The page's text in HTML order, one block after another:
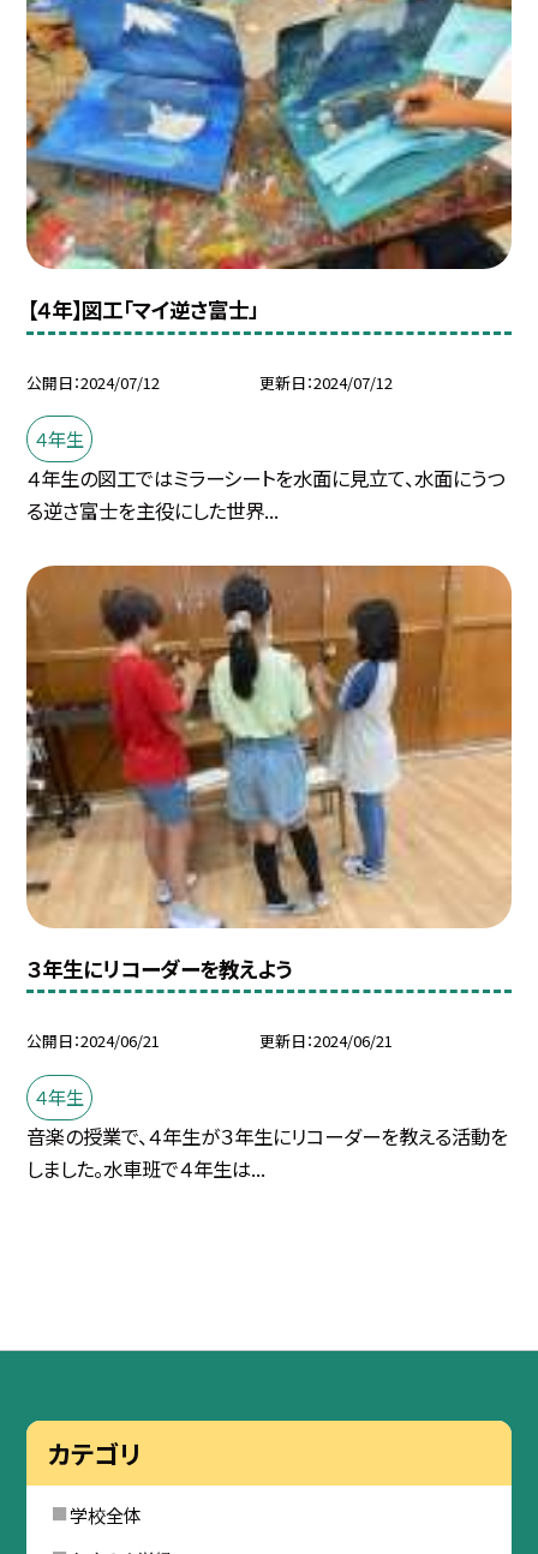
【４年】図工「マイ逆さ富士」
公開日 2024/07/12 更新日 2024/07/12
４年生
４年生の図工ではミラーシートを水面に見立て、水面にうつ
る逆さ富士を主役にした世界...
３年生にリコーダーを教えよう
公開日 2024/06/21 更新日 2024/06/21
４年生
音楽の授業で、４年生が３年生にリコーダーを教える活動を
しました。水車班で４年生は...
カテゴリ
学校全体